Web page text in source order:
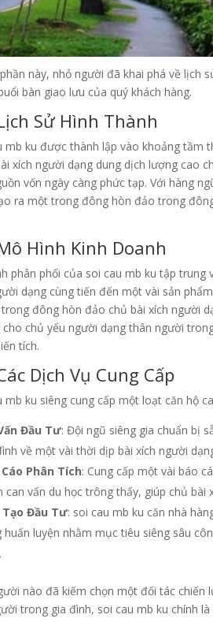
này, nhỏ người đã khai phá về lịch
bàn giao lưu của quý khách hàng.
Sử Hình Thành
mb ku được thành lập vào khoảng tầm
xích người dạng dung dịch lượng cao
vốn ngày càng phức tạp. Với hàng
ra một trong đông hòn đảo trong
Hình Kinh Doanh
phân phối của soi cau mb ku tập
dạng cùng tiến đến một vài sản
đông hòn đảo chủ bài xích người
chủ yếu người dạng thân người
tích.
Dịch Vụ Cung Cấp
mb ku siêng cung cấp một loạt căn hộ
Đầu Tư: Đội ngũ siêng gia chuẩn bị
về một vài thời dịp bài xích người
Phân Tích: Cung cấp một vài báo
can vấn du học trông thấy, giúp chủ
Đầu Tư: soi cau mb ku căn nhà
huấn luyện nhằm mục tiêu siêng sâu
nào đã kiếm chọn một đối tác
trong gia đình, soi cau mb ku chính